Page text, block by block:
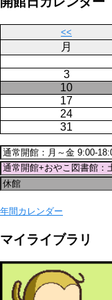
送
<<
月
3
10
17
24
31
年間カレンダー
マイライブラリ